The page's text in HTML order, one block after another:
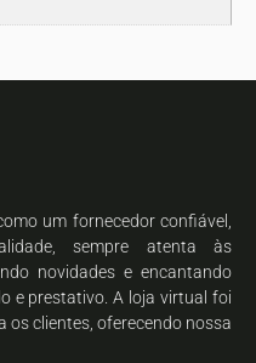
um fornecedor confiável,
sempre atenta às
novidades e encantando
e prestativo. A loja virtual foi
clientes, oferecendo nossa